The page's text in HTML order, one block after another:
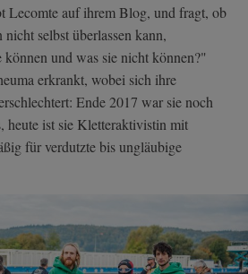
Lecomte auf ihrem Blog, und fragt, ob
selbst überlassen kann,
können und was sie nicht können?"
erkrankt, wobei sich ihre
Ende 2017 war sie noch
heute ist sie Kletteraktivistin mit
für verdutzte bis ungläubige